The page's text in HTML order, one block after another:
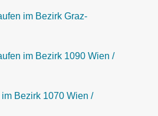
im Bezirk Graz-
im Bezirk 1090 Wien /
Bezirk 1070 Wien /